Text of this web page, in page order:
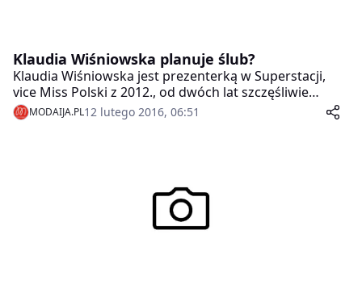
Klaudia Wiśniowska planuje ślub?
Klaudia Wiśniowska jest prezenterką w Superstacji,
vice Miss Polski z 2012., od dwóch lat szczęśliwie
zaręczona.
MODAIJA.PL12 lutego 2016, 06:51